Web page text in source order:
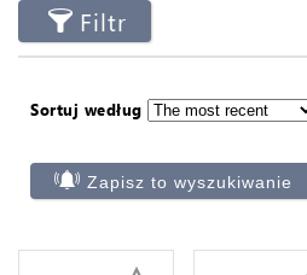
Filtr
Sortuj według
Zapisz to wyszukiwanie